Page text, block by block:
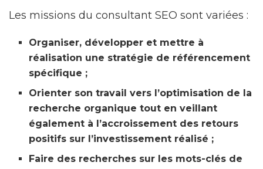
Les missions du consultant SEO sont variées :
Organiser, développer et mettre à
réalisation une stratégie de référencement
spécifique ;
Orienter son travail vers l’optimisation de la
recherche organique tout en veillant
également à l’accroissement des retours
positifs sur l’investissement réalisé ;
Faire des recherches sur les mots-clés de